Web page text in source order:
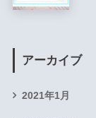
アーカイブ
2021年1月